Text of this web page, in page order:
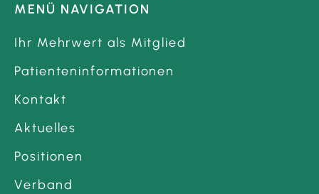
MENÜ NAVIGATION
Ihr Mehrwert als Mitglied
Patienteninformationen
Kontakt
Aktuelles
Positionen
Verband